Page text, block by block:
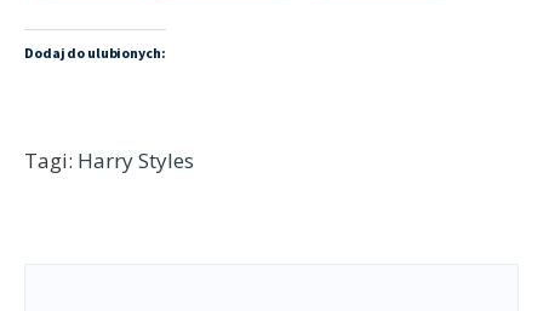
Dodaj do ulubionych:
Tagi: Harry Styles